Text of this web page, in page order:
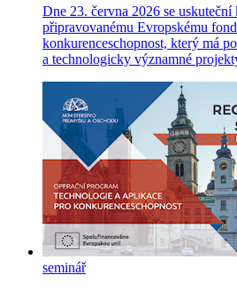
Dne 23. června 2026 se
připravovanému Evropskému
konkurenceschopnost, který má
a technologicky významné
seminář